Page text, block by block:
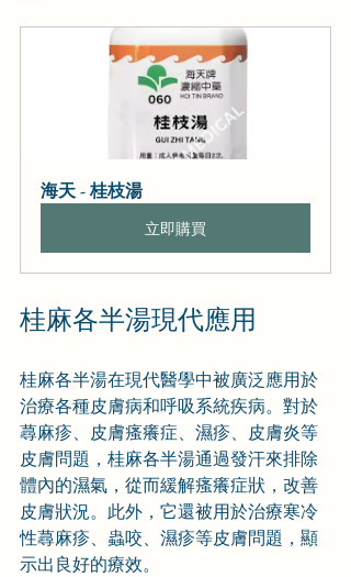
海天 - 桂枝湯
立即購買
桂麻各半湯現代應用
桂麻各半湯在現代醫學中被廣泛應用於
治療各種皮膚病和呼吸系統疾病。對於
蕁麻疹、皮膚瘙癢症、濕疹、皮膚炎等
皮膚問題，桂麻各半湯通過發汗來排除
體內的濕氣，從而緩解瘙癢症狀，改善
皮膚狀況。此外，它還被用於治療寒冷
性蕁麻疹、蟲咬、濕疹等皮膚問題，顯
示出良好的療效。